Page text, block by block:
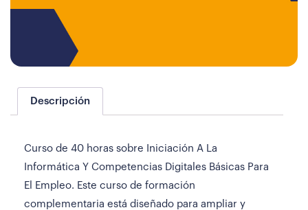
Descripción
Curso de 40 horas sobre Iniciación A La
Informática Y Competencias Digitales Básicas Para
El Empleo. Este curso de formación
complementaria está diseñado para ampliar y